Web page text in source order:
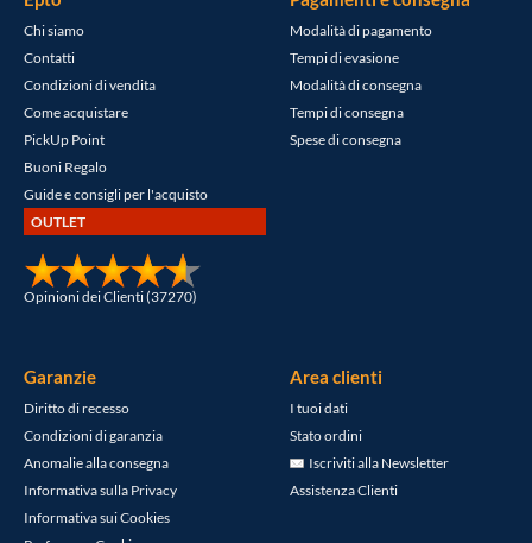
Chi siamo
Contatti
Condizioni di vendita
Come acquistare
PickUp Point
Buoni Regalo
Guide e consigli per l'acquisto
OUTLET
Opinioni dei Clienti (37270)
Modalità di pagamento
Tempi di evasione
Modalità di consegna
Tempi di consegna
Spese di consegna
Garanzie
Diritto di recesso
Condizioni di garanzia
Anomalie alla consegna
Informativa sulla Privacy
Informativa sui Cookies
Area clienti
I tuoi dati
Stato ordini
Iscriviti alla Newsletter
Assistenza Clienti